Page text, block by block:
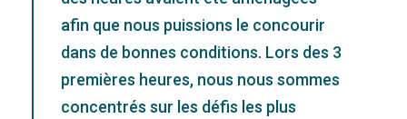
afin que nous puissions le concourir
dans de bonnes conditions. Lors des 3
premières heures, nous nous sommes
concentrés sur les défis les plus